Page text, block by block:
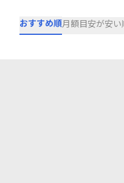
おすすめ順月額目安が安い